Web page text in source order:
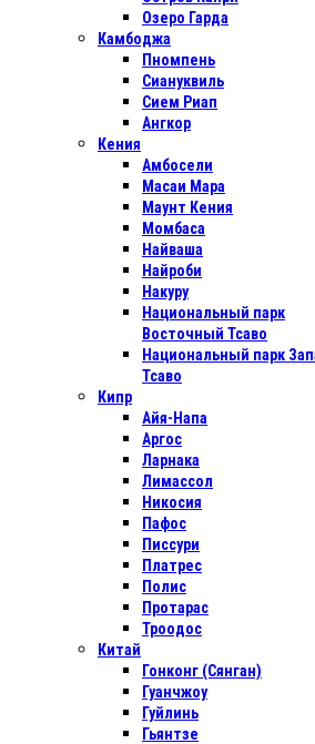
Озеро Гарда
Камбоджа
Пномпень
Сиануквиль
Сием Риап
Ангкор
Кения
Амбосели
Масаи Мара
Маунт Кения
Момбаса
Найваша
Найроби
Накуру
Национальный парк
Восточный Тсаво
Национальный парк
Тсаво
Кипр
Айя-Напа
Аргос
Ларнака
Лимассол
Никосия
Пафос
Писсури
Платрес
Полис
Протарас
Троодос
Китай
Гонконг (Сянган)
Гуанчжоу
Гуйлинь
Гьянтзе